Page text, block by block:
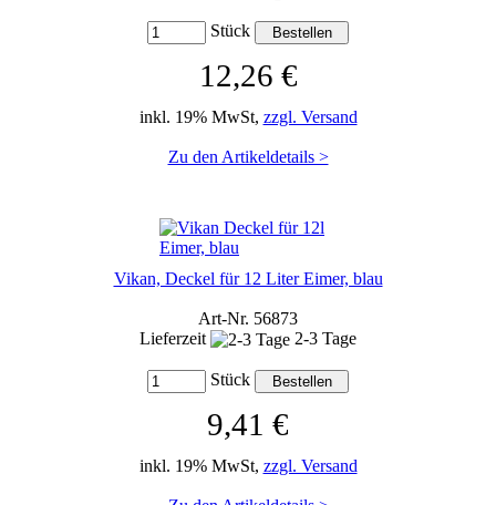
Stück
12,26 €
inkl. 19% MwSt, zzgl. Versand
Zu den Artikeldetails >
Vikan, Deckel für 12 Liter Eimer, blau
Art-Nr. 56873
Lieferzeit
2-3 Tage
Stück
9,41 €
inkl. 19% MwSt, zzgl. Versand